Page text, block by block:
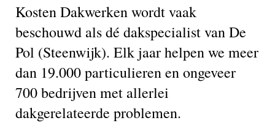
Kosten Dakwerken wordt vaak
beschouwd als dé dakspecialist van De
Pol (Steenwijk). Elk jaar helpen we meer
dan 19.000 particulieren en ongeveer
700 bedrijven met allerlei
dakgerelateerde problemen.